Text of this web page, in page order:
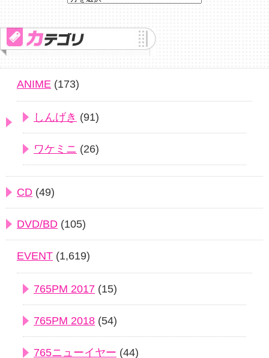
ANIME (173)
しんげき (91)
ワケミニ (26)
CD (49)
DVD/BD (105)
EVENT (1,619)
765PM 2017 (15)
765PM 2018 (54)
765ニューイヤー (44)